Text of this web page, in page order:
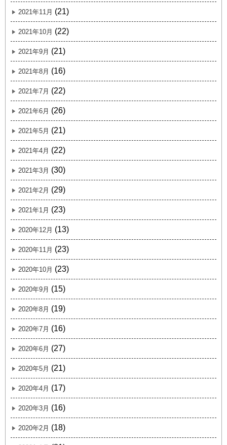
2021年11月 (21)
2021年10月 (22)
2021年9月 (21)
2021年8月 (16)
2021年7月 (22)
2021年6月 (26)
2021年5月 (21)
2021年4月 (22)
2021年3月 (30)
2021年2月 (29)
2021年1月 (23)
2020年12月 (13)
2020年11月 (23)
2020年10月 (23)
2020年9月 (15)
2020年8月 (19)
2020年7月 (16)
2020年6月 (27)
2020年5月 (21)
2020年4月 (17)
2020年3月 (16)
2020年2月 (18)